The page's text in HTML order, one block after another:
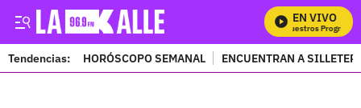
EN VIVO
Mira Todos Nuestros Programas
Tendencias: HORÓSCOPO SEMANAL ENCUENTRAN A